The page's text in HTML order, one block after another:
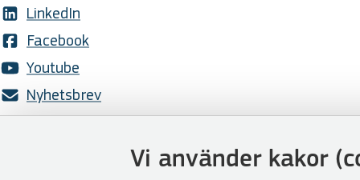
Vi använder kakor
LinkedIn
Facebook
Youtube
Nyhetsbrev